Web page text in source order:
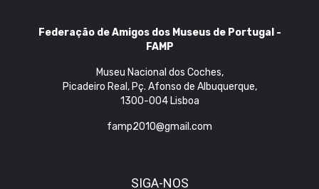
Federação de Amigos dos Museus de Portugal -
FAMP
Museu Nacional dos Coches,
Picadeiro Real, Pç. Afonso de Albuquerque,
1300-004 Lisboa
famp2010@gmail.com
SIGA-NOS